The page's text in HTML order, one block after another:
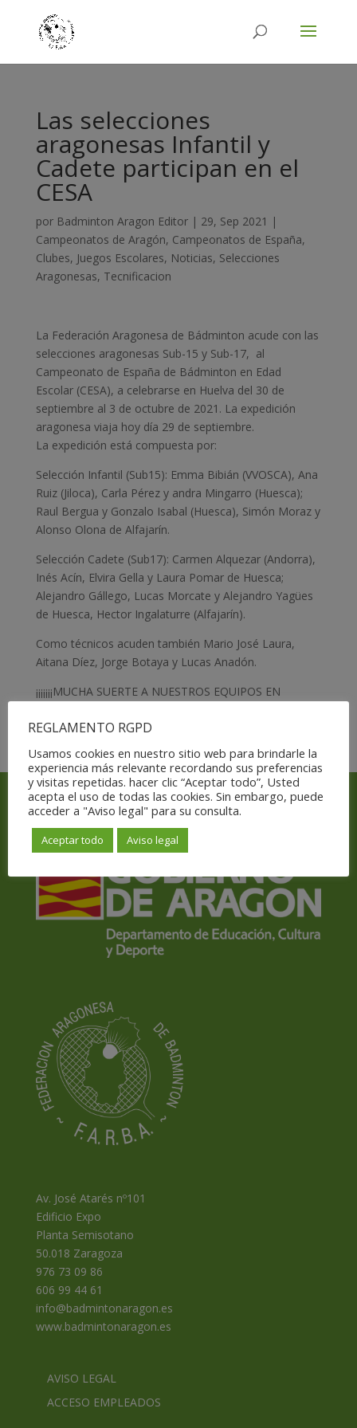
Las selecciones
aragonesas Infantil y
Cadete participan en el
CESA
por Badminton Aragon Editor| 29, Sep 2021 |
Campeonatos de Aragón, Campeonatos de España,
Clubes, Juegos Escolares, Noticias, Selecciones
Aragonesas, Tecnificacion
La Federación Aragonesa de Bádminton acude con las
selecciones aragonesas Sub-15 y Sub-17, al
Campeonato de España de Bádminton en Edad
Escolar (CESA), a celebrarse en Huelva del 30 de
septiembre al 3 de octubre de 2021. La expedición
aragonesa viaja hoy día 29 de septiembre.
La expedición está compuesta por:
Selección Infantil (Sub15): Emma Bibián (VVOSCA), Ana
Ruiz (Jiloca), Carla Pérez y andra Mingarro (Huesca);
Raul Bergua y Gonzalo Isabal (Huesca), Simón Moraz y
Alonso Olona de Alfajarín.
Selección Cadete (Sub17): Carmen Alquezar (Andorra),
Inés Acín, Elvira Gella y Laura Pomar de Huesca;
Alejandro Gállego, Lucas Morcate y Alejandro Yagües
de Huesca, Hector Ingalaturre (Alfajarín).
Como técnicos acuden también Mario José Laura,
Aitana Díez, Jorge Botaya y Lucas Anadón.
¡¡¡¡¡¡¡MUCHA SUERTE A NUESTROS EQUIPOS EN
Con el apoyo y subvención de
Av. José Atarés nº101
Edificio Expo
Planta Semisotano
50.018 Zaragoza
976 73 09 86
606 99 44 61
info@badmintonaragon.es
www.badmintonaragon.es
AVISO LEGAL
ACCESO EMPLEADOS
REGLAMENTO RGPD
Usamos cookies en nuestro sitio web para brindarle la
experiencia más relevante recordando sus preferencias
y visitas repetidas. hacer clic “Aceptar todo”, Usted
acepta el uso de todas las cookies. Sin embargo, puede
acceder a "Aviso legal" para su consulta.
Aceptar todo Aviso legal